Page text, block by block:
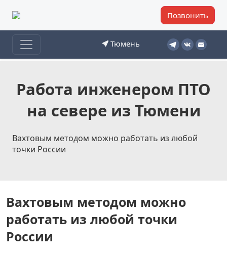
Позвонить
Тюмень
Работа инженером ПТО
на севере из Тюмени
Вахтовым методом можно работать из любой
точки России
Вахтовым методом можно
работать из любой точки
России